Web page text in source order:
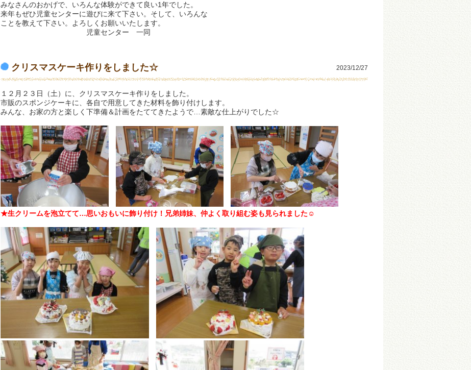
みなさんのおかげで、いろんな体験ができて良い1年でした。
来年もぜひ児童センターに遊びに来て下さい。そして、いろんな
ことを教えて下さい。よろしくお願いいたします。
児童センター 一同
クリスマスケーキ作りをしました☆ 2023/12/27
１２月２３日（土）に、クリスマスケーキ作りをしました。
市販のスポンジケーキに、各自で用意してきた材料を飾り付けします。
みんな、お家の方と楽しく下準備＆計画をたててきたようで…素敵な仕上がりでした☆
★生クリームを泡立てて…思いおもいに飾り付け！兄弟姉妹、仲よく取り組む姿も見られました☺